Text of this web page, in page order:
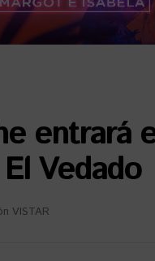
entrará
Vedado
VISTAR